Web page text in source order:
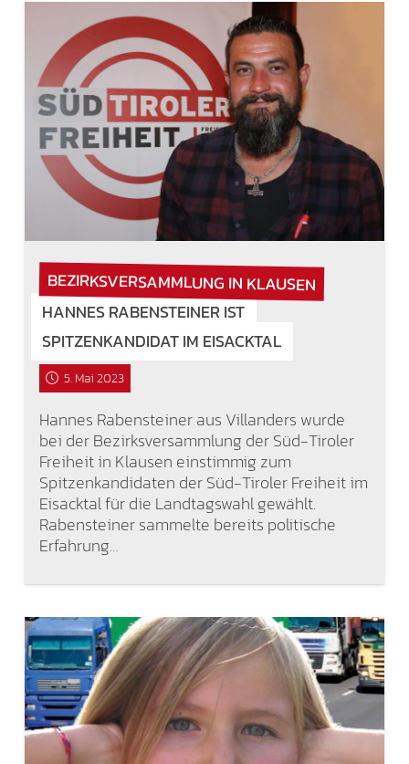
BEZIRKSVERSAMMLUNG IN KLAUSEN
HANNES RABENSTEINER IST
SPITZENKANDIDAT IM EISACKTAL
5. Mai 2023
Hannes Rabensteiner aus Villanders wurde
bei der Bezirksversammlung der Süd-Tiroler
Freiheit in Klausen einstimmig zum
Spitzenkandidaten der Süd-Tiroler Freiheit im
Eisacktal für die Landtagswahl gewählt.
Rabensteiner sammelte bereits politische
Erfahrung…